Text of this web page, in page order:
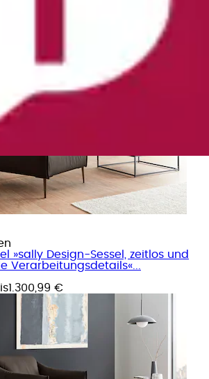
»sally Design-Sessel, bequem und
»sally Design-Sessel, zeitlos und
Verarbeitungsdetails«...
1.300,99 €